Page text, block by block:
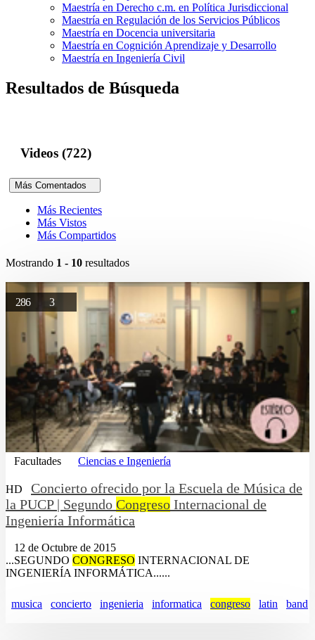
Maestría en Derecho c.m. en Política Jurisdiccional
Maestría en Regulación de los Servicios Públicos
Maestría en Docencia universitaria
Maestría en Cognición Aprendizaje y Desarrollo
Maestría en Ingeniería Civil
Resultados de Búsqueda
Videos (722)
Más Comentados
Más Recientes
Más Vistos
Más Compartidos
Mostrando 1 - 10 resultados
286 3
Facultades Ciencias e Ingeniería
HD
Concierto ofrecido por la Escuela de Música de
la PUCP | Segundo Congreso Internacional de
Ingeniería Informática
12 de Octubre de 2015
...SEGUNDO CONGRESO INTERNACIONAL DE
INGENIERÍA INFORMÁTICA......
musica concierto ingenieria informatica congreso latin band